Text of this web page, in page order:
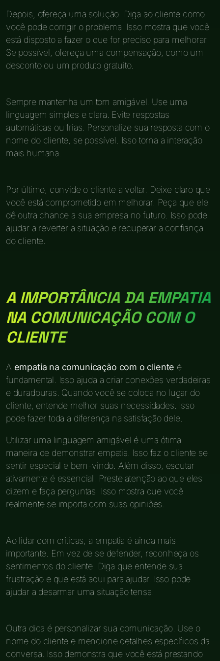
Depois, ofereça uma solução. Diga ao cliente como
você pode corrigir o problema. Isso mostra que você
está disposto a fazer o que for preciso para melhorar.
Se possível, ofereça uma compensação, como um
desconto ou um produto gratuito.
Sempre mantenha um tom amigável. Use uma
linguagem simples e clara. Evite respostas
automáticas ou frias. Personalize sua resposta com o
nome do cliente, se possível. Isso torna a interação
mais humana.
Por último, convide o cliente a voltar. Deixe claro que
você está comprometido em melhorar. Peça que ele
dê outra chance a sua empresa no futuro. Isso pode
ajudar a reverter a situação e recuperar a confiança
do cliente.
A IMPORTÂNCIA DA EMPATIA
NA COMUNICAÇÃO COM O
CLIENTE
A empatia na comunicação com o cliente é
fundamental. Isso ajuda a criar conexões verdadeiras
e duradouras. Quando você se coloca no lugar do
cliente, entende melhor suas necessidades. Isso
pode fazer toda a diferença na satisfação dele.
Utilizar uma linguagem amigável é uma ótima
maneira de demonstrar empatia. Isso faz o cliente se
sentir especial e bem-vindo. Além disso, escutar
ativamente é essencial. Preste atenção ao que eles
dizem e faça perguntas. Isso mostra que você
realmente se importa com suas opiniões.
Ao lidar com críticas, a empatia é ainda mais
importante. Em vez de se defender, reconheça os
sentimentos do cliente. Diga que entende sua
frustração e que está aqui para ajudar. Isso pode
ajudar a desarmar uma situação tensa.
Outra dica é personalizar sua comunicação. Use o
nome do cliente e mencione detalhes específicos da
conversa. Isso demonstra que você está prestando